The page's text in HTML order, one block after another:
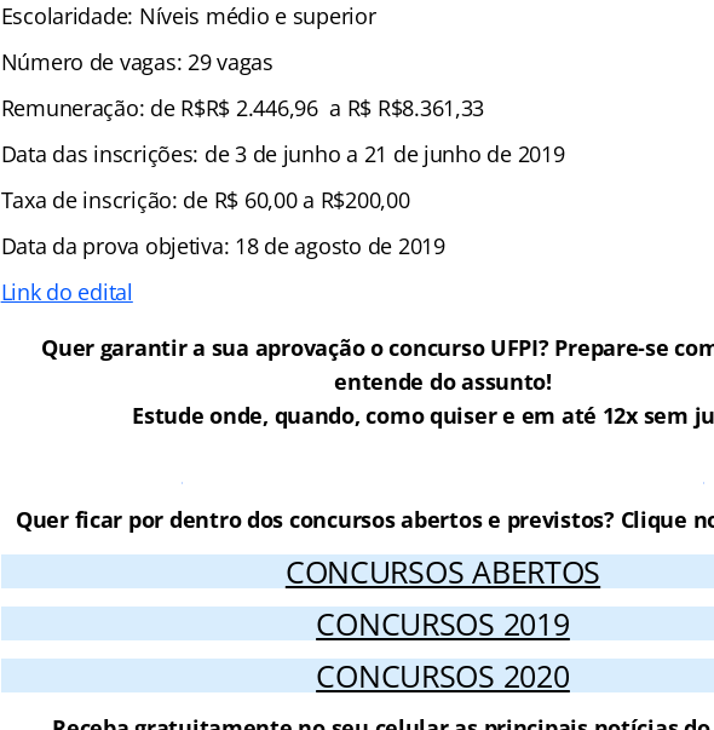
Escolaridade: Níveis médio e superior
Número de vagas: 29 vagas
Remuneração: de R$R$ 2.446,96 a R$ R$8.361,33
Data das inscrições: de 3 de junho a 21 de junho de 2019
Taxa de inscrição: de R$ 60,00 a R$200,00
Data da prova objetiva: 18 de agosto de 2019
Link do edital
Quer garantir a sua aprovação o concurso UFPI? Prepare-se
entende do assunto!
Estude onde, quando, como quiser e em até 12x sem
Quer ficar por dentro dos concursos abertos e previstos? Clique
CONCURSOS ABERTOS
CONCURSOS 2019
CONCURSOS 2020